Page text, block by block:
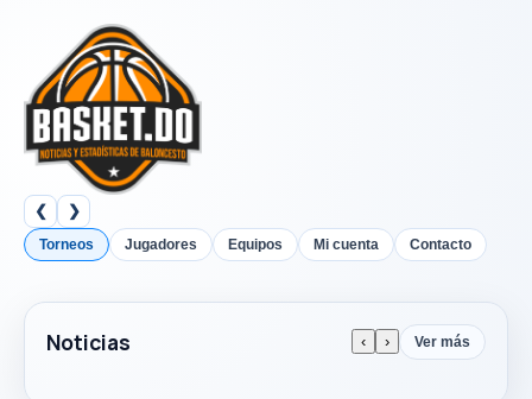
❮ ❯
Torneos Jugadores Equipos Mi cuenta Contacto
Noticias ‹ › Ver más